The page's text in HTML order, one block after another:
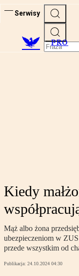
Serwisy
PRO
Kiedy
Mąż albo żona
ubezpieczeniom w
przede wszystkim od
Publikacja: 24.10.2024 04:30